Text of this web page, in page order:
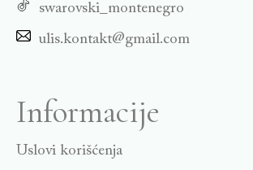
swarovski_montenegro
ulis.kontakt@gmail.com
Informacije
Uslovi korišćenja